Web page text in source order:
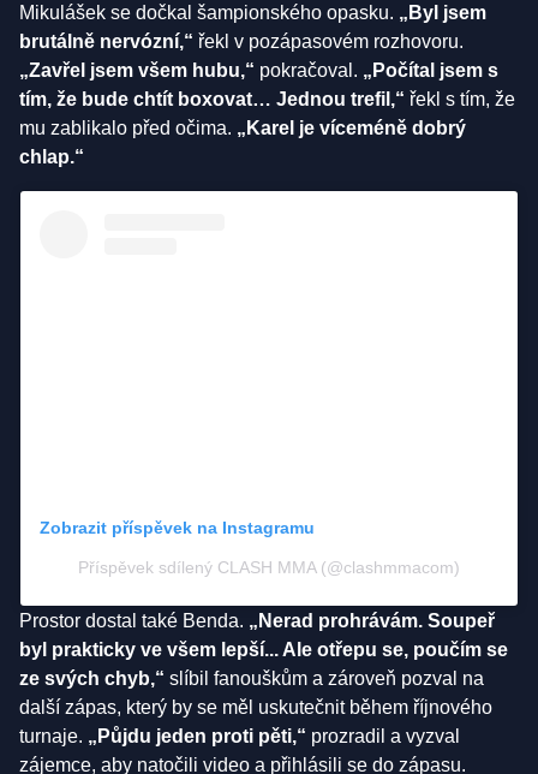
Mikulášek se dočkal šampionského opasku. „Byl jsem
brutálně nervózní,“ řekl v pozápasovém rozhovoru.
„Zavřel jsem všem hubu,“ pokračoval. „Počítal jsem s
tím, že bude chtít boxovat… Jednou trefil,“ řekl s tím, že
mu zablikalo před očima. „Karel je víceméně dobrý
chlap.“
Zobrazit příspěvek na Instagramu
Příspěvek sdílený CLASH MMA (@clashmmacom)
Prostor dostal také Benda. „Nerad prohrávám. Soupeř
byl prakticky ve všem lepší... Ale otřepu se, poučím se
ze svých chyb,“ slíbil fanouškům a zároveň pozval na
další zápas, který by se měl uskutečnit během říjnového
turnaje. „Půjdu jeden proti pěti,“ prozradil a vyzval
zájemce, aby natočili video a přihlásili se do zápasu.